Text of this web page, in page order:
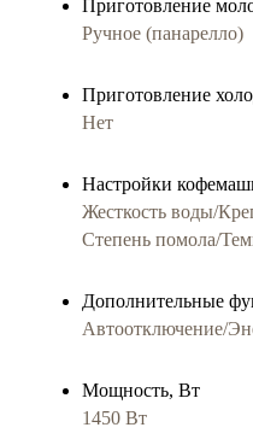
Приготовление
Ручное (панарелло)
Приготовление
Нет
Настройки
Жесткость воды/
Степень помола/
Дополнительные
Автоотключение/
Мощность, Вт
1450 Вт